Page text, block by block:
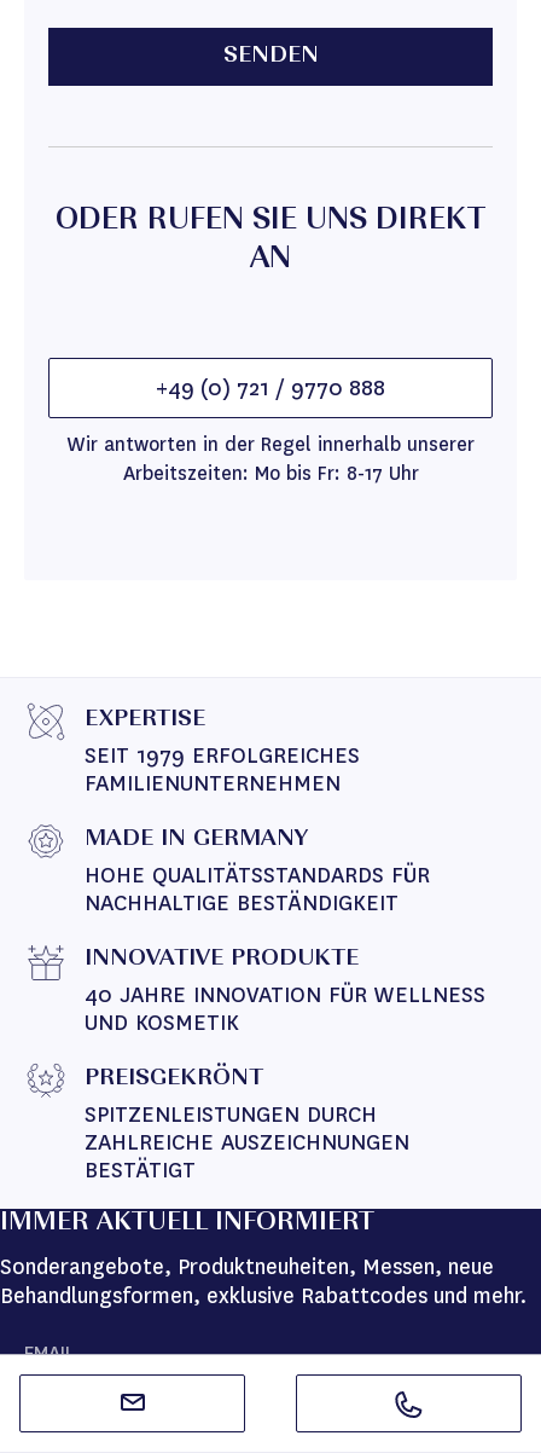
SENDEN
ODER RUFEN SIE UNS DIREKT
AN
+49 (0) 721 / 9770 888
Wir antworten in der Regel innerhalb unserer
Arbeitszeiten: Mo bis Fr: 8-17 Uhr
EXPERTISE
SEIT 1979 ERFOLGREICHES
FAMILIENUNTERNEHMEN
MADE IN GERMANY
HOHE QUALITÄTSSTANDARDS FÜR
NACHHALTIGE BESTÄNDIGKEIT
INNOVATIVE PRODUKTE
40 JAHRE INNOVATION FÜR WELLNESS
UND KOSMETIK
PREISGEKRÖNT
SPITZENLEISTUNGEN DURCH
ZAHLREICHE AUSZEICHNUNGEN
BESTÄTIGT
IMMER AKTUELL INFORMIERT
Sonderangebote, Produktneuheiten, Messen, neue
Behandlungsformen, exklusive Rabattcodes und mehr.